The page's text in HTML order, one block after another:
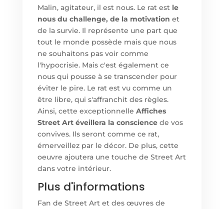
Malin, agitateur, il est nous. Le rat est le
nous du challenge, de la motivation et
de la survie. Il représente une part que
tout le monde possède mais que nous
ne souhaitons pas voir comme
l'hypocrisie. Mais c'est également ce
nous qui pousse à se transcender pour
éviter le pire. Le rat est vu comme un
être libre, qui s'affranchit des règles.
Ainsi, cette exceptionnelle Affiches
Street Art éveillera la consciencede vos
convives. Ils seront comme ce rat,
émerveillez par le décor. De plus, cette
oeuvre ajoutera une touche de Street Art
dans votre intérieur.
Plus d'informations
Fan de Street Art et des œuvres de